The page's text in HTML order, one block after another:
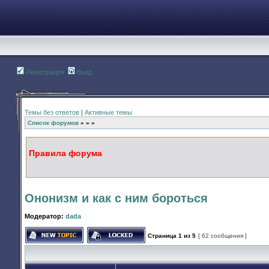
Регистрация Вход
Темы без ответов | Активные темы
Список форумов » » »
Правила форума
Ононизм и как с ним бороться
Модератор: dada
Начать новую тему Эта тема закрыта, вы не можете
Страница 1 из 5 [ 62 сообщения ]